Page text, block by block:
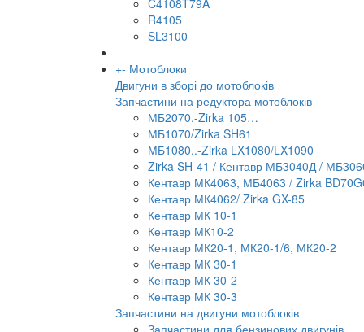
C4108T79A
R4105
SL3100
+- Мотоблоки
Двигуни в зборі до мотоблоків
Запчастини на редуктора мотоблоків
МБ2070.-Zirka 105…
МБ1070/Zirka SH61
МБ1080..-Zirka LX1080/LX1090
Zirka SH-41 / Кентавр МБ3040Д /
Кентавр МК4063, МБ4063 / Zirka
Кентавр МК4062/ Zirka GX-85
Кентавр МК 10-1
Кентавр МК10-2
Кентавр МК20-1, МК20-1/6, МК20-2
Кентавр МК 30-1
Кентавр МК 30-2
Кентавр МК 30-3
Запчастини на двигуни мотоблоків
Запчастини для бензинових двигунів